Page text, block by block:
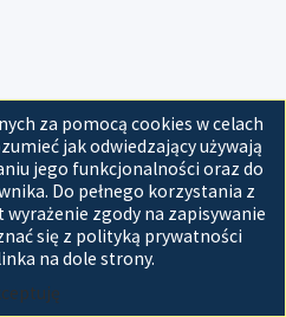
za pomocą cookies w celach
jak odwiedzający używają
jego funkcjonalności oraz do
Do pełnego korzystania z
zgody na zapisywanie
się z polityką prywatności
na dole strony.